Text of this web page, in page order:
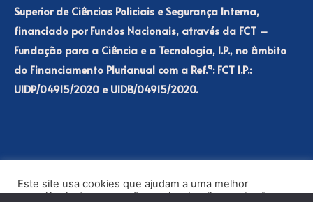
Superior de Ciências Policiais e Segurança Interna,
financiado por Fundos Nacionais, através da FCT –
Fundação para a Ciência e a Tecnologia, I.P., no âmbito
do Financiamento Plurianual com a Ref.ª: FCT I.P.:
UIDP/04915/2020 e UIDB/04915/2020.
Este site usa cookies que ajudam a uma melhor
experiência de navegação no site. Ao clicar no botão